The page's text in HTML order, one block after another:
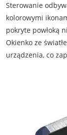
Sterowanie
kolorowymi
pokryte powłoką
Okienko ze
urządzenia, co